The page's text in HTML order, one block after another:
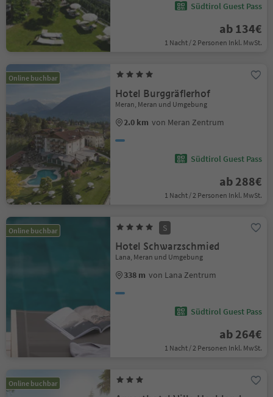
Südtirol Guest Pass
ab 134€
1 Nacht / 2 Personen Inkl. MwSt.
Online buchbar
Hotel Burggräflerhof
Meran, Meran und Umgebung
2.0 km von Meran Zentrum
Südtirol Guest Pass
ab 288€
1 Nacht / 2 Personen Inkl. MwSt.
Online buchbar S
Hotel Schwarzschmied
Lana, Meran und Umgebung
338 m von Lana Zentrum
Südtirol Guest Pass
ab 264€
1 Nacht / 2 Personen Inkl. MwSt.
Online buchbar